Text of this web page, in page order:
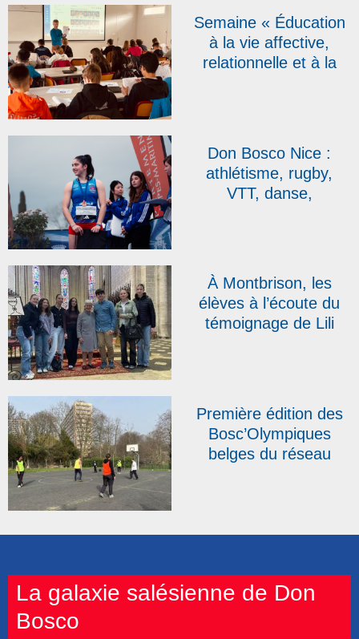
Semaine « Éducation
à la vie affective,
relationnelle et à la
Sacré-Cœur Don
Bosco de Sainte-
Sigolène
Don Bosco Nice :
athlétisme, rugby,
VTT, danse,
À Montbrison, les
élèves à l’écoute du
témoignage de Lili
Bergen-Belsen
Première édition des
Bosc’Olympiques
belges du réseau
La galaxie salésienne de Don
Bosco